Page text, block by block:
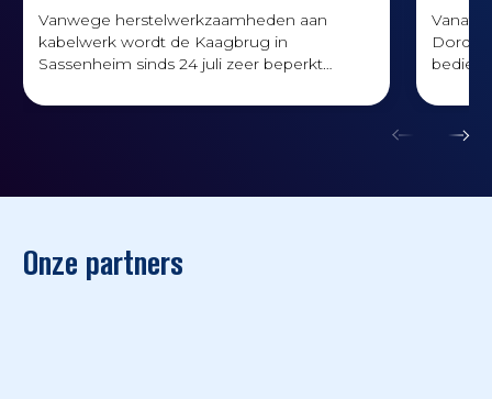
Vanwege herstelwerkzaamheden aan
kabelwerk wordt de Kaagbrug in
Sassenheim sinds 24 juli zeer beperkt
Vanaf
Onze partners